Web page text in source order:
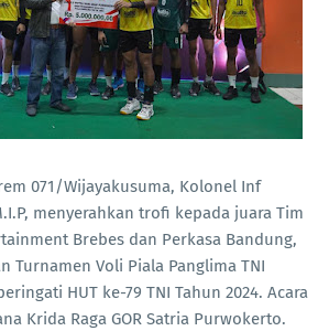
071/Wijayakusuma, Kolonel Inf
menyerahkan trofi kepada juara Tim
Brebes dan Perkasa Bandung,
Turnamen Voli Piala Panglima TNI
HUT ke-79 TNI Tahun 2024. Acara
Krida Raga GOR Satria Purwokerto.